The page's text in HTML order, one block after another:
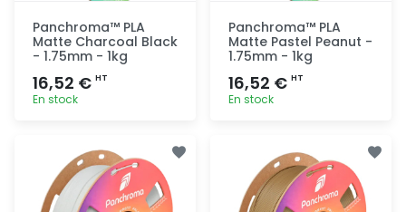
Panchroma™ PLA
Matte Charcoal Black
- 1.75mm - 1kg
16,52 € HT
En stock
rapide
Panchroma™ PLA
Matte Pastel Peanut -
1.75mm - 1kg
16,52 € HT
En stock
rapide